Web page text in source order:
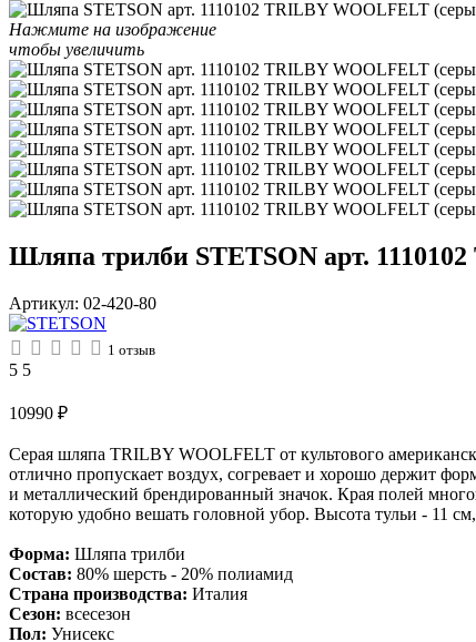
Нажмите на изображение
чтобы увеличить
Шляпа трилби STETSON арт.
Артикул: 02-420-80
1 отзыв
5 5
10990 ₽
Серая шляпа TRILBY WOOLFELT от культового
отлично пропускает воздух, согревает и хорошо держит
и металлический брендированный значок. Края полей
которую удобно вешать головной убор. Высота тульи - 11
Форма: Шляпа трилби
Состав: 80% шерсть - 20% полиамид
Страна производства: Италия
Сезон: всесезон
Пол: Унисекс